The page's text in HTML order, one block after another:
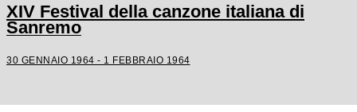
XIV Festival della canzone italiana di
Sanremo
30 GENNAIO 1964 - 1 FEBBRAIO 1964